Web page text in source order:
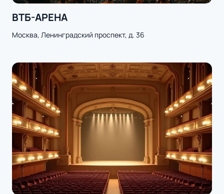
ВТБ-АРЕНА
Москва, Ленинградский проспект, д. 36